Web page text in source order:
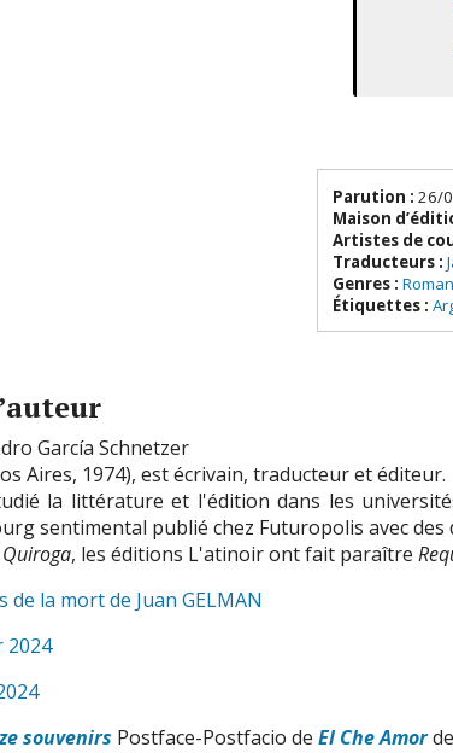
Parution : 26/
Maison
Artistes de
Traducteurs :
Genres :
Étiquettes :
García Schnetzer
Aires, 1974), est écrivain, traducteur et éditeur.
la littérature et l'édition dans les
sentimental publié chez Futuropolis avec des
Quiroga, les éditions L'atinoir ont fait paraître
de la mort de Juan GELMAN
2024
souvenirs Postface-Postfacio de El Che Amorde